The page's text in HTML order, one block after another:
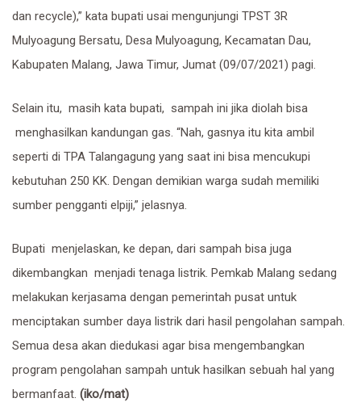
dan recycle),” kata bupati usai mengunjungi TPST 3R
Mulyoagung Bersatu, Desa Mulyoagung, Kecamatan Dau,
Kabupaten Malang, Jawa Timur, Jumat (09/07/2021) pagi.
Selain itu, masih kata bupati, sampah ini jika diolah bisa
menghasilkan kandungan gas. “Nah, gasnya itu kita ambil
seperti di TPA Talangagung yang saat ini bisa mencukupi
kebutuhan 250 KK. Dengan demikian warga sudah memiliki
sumber pengganti elpiji,” jelasnya.
Bupati menjelaskan, ke depan, dari sampah bisa juga
dikembangkan menjadi tenaga listrik. Pemkab Malang sedang
melakukan kerjasama dengan pemerintah pusat untuk
menciptakan sumber daya listrik dari hasil pengolahan sampah.
Semua desa akan diedukasi agar bisa mengembangkan
program pengolahan sampah untuk hasilkan sebuah hal yang
bermanfaat. (iko/mat)